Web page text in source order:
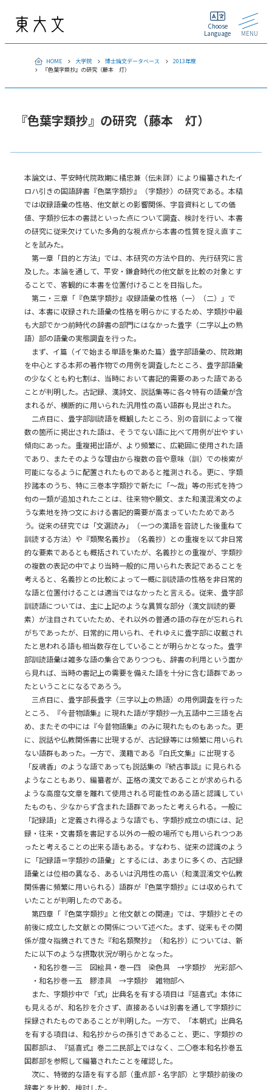
Choose
Language
MENU
HOME 大学院 博士論文データベース
2013年度
『色葉字類抄』の研究（藤本 灯）
『色葉字類抄』の研究（藤本 灯）
本論文は、平安時代院政期に橘忠兼（伝未詳）により編纂されたイ
ロハ引きの国語辞書『色葉字類抄』（字類抄）の研究である。本稿
では収録語彙の性格、他文献との影響関係、字音資料としての価
値、字類抄伝本の書誌といった点について調査、検討を行い、本書
の研究に従来欠けていた多角的な視点から本書の性質を捉え直すこ
とを試みた。
第一章「目的と方法」では、本研究の方法や目的、先行研究に言
及した。本論を通して、平安・鎌倉時代の他文献を比較の対象とす
ることで、客観的に本書を位置付けることを目指した。
第二・三章「『色葉字類抄』収録語彙の性格（一）（二）」で
は、本書に収録された語彙の性格を明らかにするため、字類抄中最
も大部でかつ前時代の辞書の部門にはなかった畳字（二字以上の熟
語）部の語彙の実態調査を行った。
まず、イ篇（イで始まる単語を集めた篇）畳字部語彙の、院政期
を中心とする本邦の著作物での用例を調査したところ、畳字部語彙
の少なくとも約七割は、当時において書記的需要のあった語である
ことが判明した。古記録、漢詩文、説話集等に各々特有の語彙が含
まれるが、横断的に用いられた汎用性の高い語群も見出された。
二点目に、畳字部訓読語を概観したところ、別の音訓によって複
数の箇所に掲出された語は、そうでない語に比べて用例が出やすい
傾向にあった。重複掲出語が、より頻繁に、広範囲に使用された語
であり、またそのような理由から複数の音や意味（訓）での検索が
可能になるように配置されたものであると推測される。更に、字類
抄諸本のうち、特に三巻本字類抄で新たに「～哉」等の形式を持つ
句の一類が追加されたことは、往来物や願文、また和漢混淆文のよ
うな素地を持つ文における書記的需要が高まっていたためであろ
う。従来の研究では「文選読み」（一つの漢語を音読した後重ねて
訓読する方法）や『類聚名義抄』（名義抄）との重複を以て非日常
的な要素であるとも概括されていたが、名義抄との重複が、字類抄
の複数の表記の中でより当時一般的に用いられた表記であることを
考えると、名義抄との比較によって一概に訓読語の性格を非日常的
な語と位置付けることは適当ではなかったと言える。従来、畳字部
訓読語については、主に上記のような異質な部分（漢文訓読的要
素）が注目されていたため、それ以外の普通の語の存在が忘れられ
がちであったが、日常的に用いられ、それゆえに畳字部に収載され
たと思われる語も相当数存在していることが明らかとなった。畳字
部訓読語彙は雑多な語の集合でありつつも、辞書の利用という面か
ら見れば、当時の書記上の需要を備えた語を十分に含む語群であっ
たということになるであろう。
三点目に、畳字部長畳字（三字以上の熟語）の用例調査を行った
ところ、『今昔物語集』に現れた語が字類抄一九五語中二三語を占
め、またその中には『今昔物語集』のみに現れたものもあった。更
に、説話や仏教関係書に出現するが、古記録等には頻繁に用いられ
ない語群もあった。一方で、漢籍である『白氏文集』に出現する
「反魂香」のような語であっても説話集の『続古事談』に見られる
ようなこともあり、編纂者が、正格の漢文であることが求められる
ような高度な文章を離れて使用される可能性のある語と認識してい
たものも、少なからず含まれた語群であったと考えられる。一般に
「記録語」と定義され得るような語でも、字類抄成立の頃には、記
録・往来・文書類を書記する以外の一般の場所でも用いられつつあ
ったと考えることの出来る語もある。すなわち、従来の認識のよう
に「記録語＝字類抄の語彙」とするには、あまりに多くの、古記録
語彙とは位相の異なる、あるいは汎用性の高い（和漢混淆文や仏教
関係書に頻繁に用いられる）語群が『色葉字類抄』には収められて
いたことが判明したのである。
第四章「『色葉字類抄』と他文献との関連」では、字類抄とその
前後に成立した文献との関係について述べた。まず、従来もその関
係が度々指摘されてきた『和名類聚抄』（和名抄）については、新
たに以下のような摂取状況が明らかとなった。
・和名抄巻一三 図絵具・巻一四 染色具 →字類抄 光彩部へ
・和名抄巻一五 膠漆具 →字類抄 雑物部へ
また、字類抄中で「式」出典名を有する項目は『延喜式』本体に
も見えるが、和名抄を介さず、直接あるいは別書を通して字類抄に
採録されたものであることが判明した。一方で、「本朝式」出典名
を有する項目は、和名抄からの孫引きであること、更に、字類抄の
国郡部は、『延喜式』巻二二民部上ではなく、二〇巻本和名抄巻五
国郡部を参照して編纂されたことを確認した。
次に、特徴的な語を有する部（重点部・名字部）と字類抄前後の
辞書とを比較、検討した。